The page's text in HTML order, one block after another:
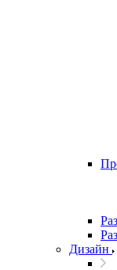
Дизайн